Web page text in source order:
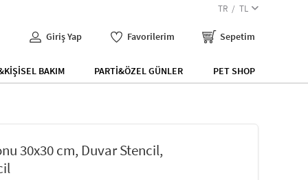
TR TL
Giriş Yap Favorilerim Sepetim
BAKIM PARTİ&ÖZEL GÜNLER PET SHOP
30x30 cm, Duvar Stencil,